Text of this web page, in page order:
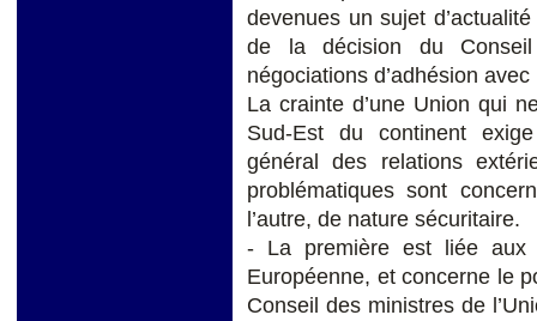
devenues un sujet
de la décision du
négociations d’adhésion
La crainte d’une Union qui
Sud-Est du continent
général des relations
problématiques sont
l’autre, de nature sécuritaire.
- La première est liée aux
Européenne, et concerne le
Conseil des ministres de